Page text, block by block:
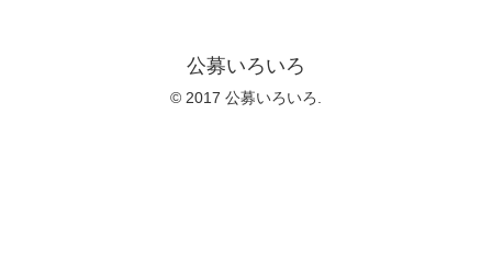
公募いろいろ
© 2017 公募いろいろ.